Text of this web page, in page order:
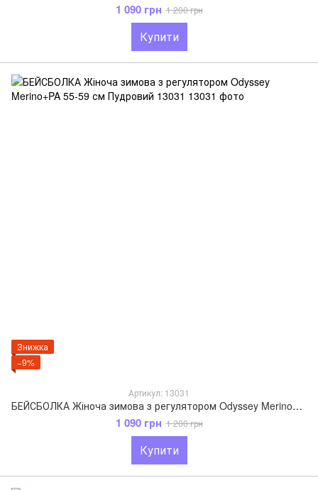
1 090 грн 1 200 грн
Купити
Знижка
−9%
Артикул: 13031
БЕЙСБОЛКА Жіноча зимова з регулятором Odyssey Merino+PA 55-59 см Пудровий 13031
1 090 грн 1 200 грн
Купити